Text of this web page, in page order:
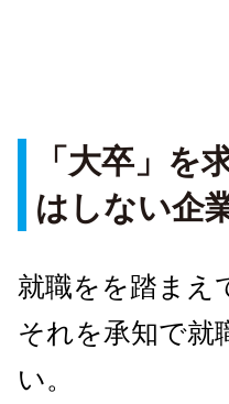
「大卒」を
はしない企
就職をを踏まえ
それを承知で就
い。